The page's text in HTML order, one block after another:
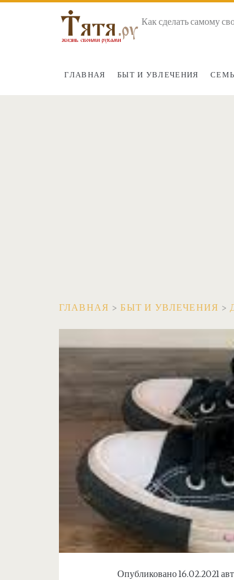
Как сделать самому
ГЛАВНАЯ БЫТ И УВЛЕЧЕНИЯ
ГЛАВНАЯ >БЫТ И УВЛЕЧЕНИЯ >
Опубликовано 16.02.2021